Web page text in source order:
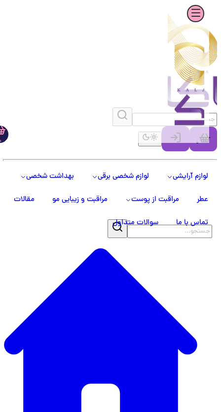
0
لوازم آرایشی لوازم شخصی برقی بهداشت شخصی
مراقبت از پوست مراقبت و زیبایی مو مقالات
تماس با ما سوالات متداول